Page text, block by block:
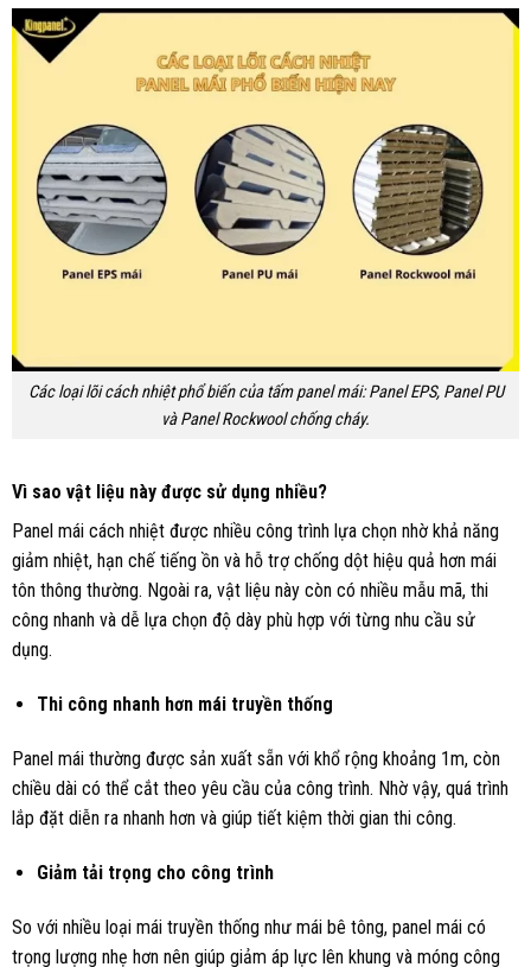
Các loại lõi cách nhiệt phổ biến của tấm panel mái: Panel EPS, Panel PU
và Panel Rockwool chống cháy.
Vì sao vật liệu này được sử dụng nhiều?
Panel mái cách nhiệt được nhiều công trình lựa chọn nhờ khả năng
giảm nhiệt, hạn chế tiếng ồn và hỗ trợ chống dột hiệu quả hơn mái
tôn thông thường. Ngoài ra, vật liệu này còn có nhiều mẫu mã, thi
công nhanh và dễ lựa chọn độ dày phù hợp với từng nhu cầu sử
dụng.
Thi công nhanh hơn mái truyền thống
Panel mái thường được sản xuất sẵn với khổ rộng khoảng 1m, còn
chiều dài có thể cắt theo yêu cầu của công trình. Nhờ vậy, quá trình
lắp đặt diễn ra nhanh hơn và giúp tiết kiệm thời gian thi công.
Giảm tải trọng cho công trình
So với nhiều loại mái truyền thống như mái bê tông, panel mái có
trọng lượng nhẹ hơn nên giúp giảm áp lực lên khung và móng công